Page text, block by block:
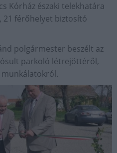
Kórház északi telekhatára
férőhelyet biztosító
polgármester beszélt az
parkoló létrejöttéről,
munkálatokról.